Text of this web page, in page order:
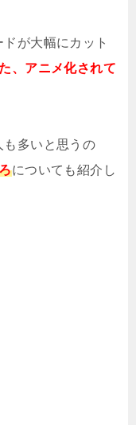
が大幅にカット
、アニメ化されて
も多いと思うの
についても紹介し